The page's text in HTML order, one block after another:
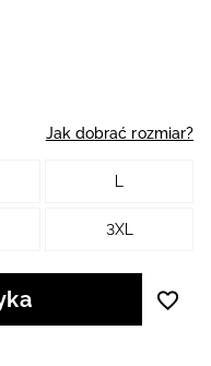
Jak dobrać rozmiar?
L
3XL